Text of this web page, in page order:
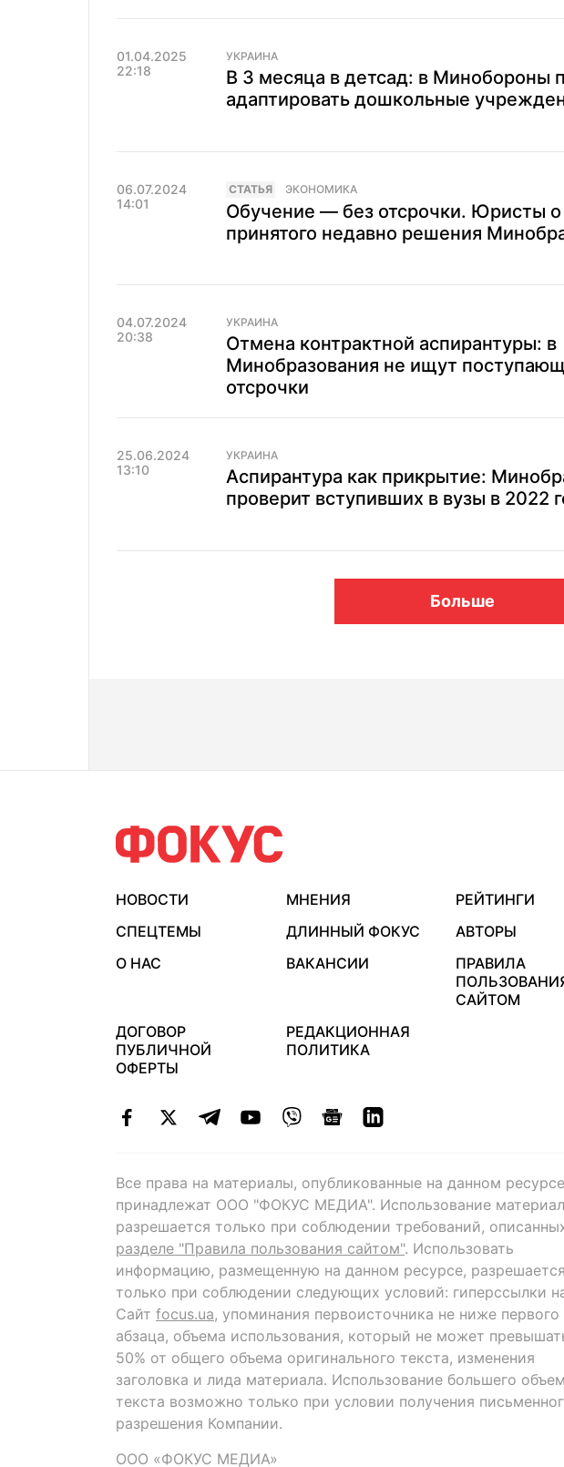
01.04.2025
22:18
УКРАИНА
В 3 месяца в детсад: в Минобороны
адаптировать дошкольные
06.07.2024
14:01
CТАТЬЯ ЭКОНОМИКА
Обучение — без отсрочки. Юристы о
принятого недавно решения
04.07.2024
20:38
УКРАИНА
Отмена контрактной аспирантуры: в
Минобразования не ищут
отсрочки
25.06.2024
13:10
УКРАИНА
Аспирантура как прикрытие:
проверит вступивших в вузы в 2022
Больше
НОВОСТИ МНЕНИЯ
РЕЙТИНГИ
СПЕЦТЕМЫ
ДЛИННЫЙ ФОКУС
АВТОРЫ
О НАС
ВАКАНСИИ
ПРАВИЛА
САЙТОМ
ДОГОВОР
ПУБЛИЧНОЙ
ОФЕРТЫ
РЕДАКЦИОННАЯ
ПОЛИТИКА
Все права на материалы, опубликованные на данном
принадлежат ООО "ФОКУС МЕДИА". Использование
разрешается только при соблюдении требований,
разделе "Правила пользования сайтом". Использовать
информацию, размещенную на данном ресурсе, разрешается
только при соблюдении следующих условий: гиперссылки
Сайт focus.ua, упоминания первоисточника не ниже первого
абзаца, объема использования, который не может
50% от общего объема оригинального текста, изменения
заголовка и лида материала. Использование большего
текста возможно только при условии получения
разрешения Компании.
ООО «ФОКУС МЕДИА»